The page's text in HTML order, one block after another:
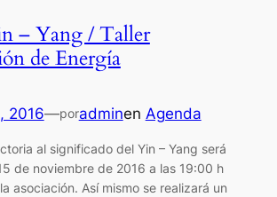
– Yang / Taller
de Energía
2016—poradminen Agenda
al significado del Yin – Yang será
de noviembre de 2016 a las 19:00 h
asociación. Así mismo se realizará un